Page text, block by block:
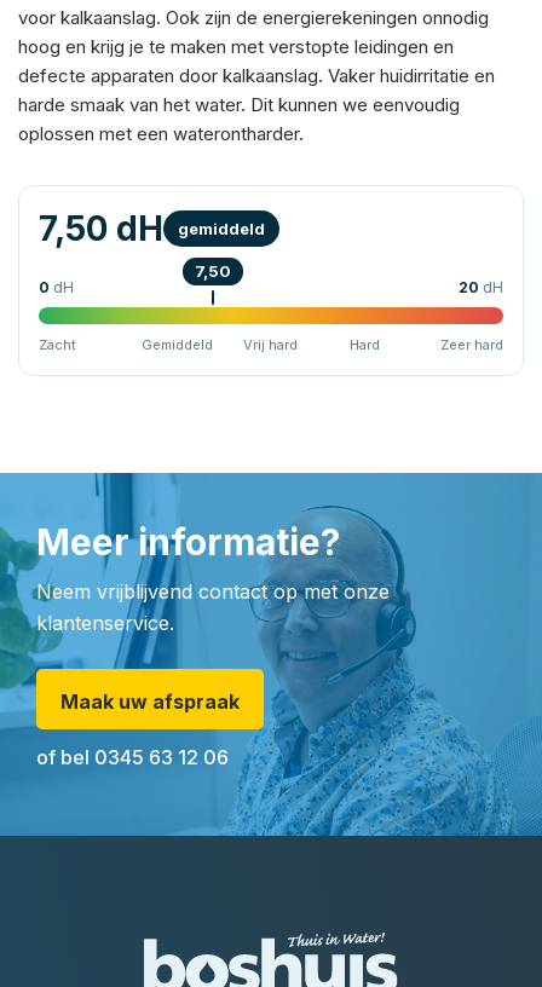
voor kalkaanslag. Ook zijn de energierekeningen onnodig
hoog en krijg je te maken met verstopte leidingen en
defecte apparaten door kalkaanslag. Vaker huidirritatie en
harde smaak van het water. Dit kunnen we eenvoudig
oplossen met een waterontharder.
7,50 dH gemiddeld
0 dH 20 dH
7,50
Zacht Gemiddeld Vrij hard Hard Zeer hard
Meer informatie?
Neem vrijblijvend contact op met onze
klantenservice.
Maak uw afspraak
of bel 0345 63 12 06